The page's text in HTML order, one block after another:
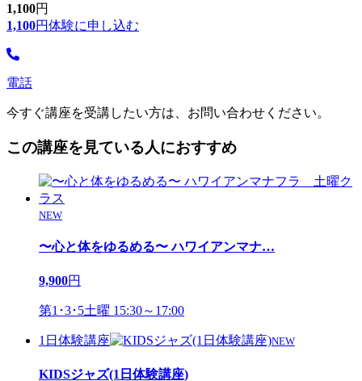
1,100円
1,100円体験に申し込む
電話
今すぐ講座を受講したい方は、お問い合わせください。
この講座を見ている人におすすめ
NEW
〜心と体をゆるめる〜 ハワイアンマナ…
9,900円
第1･3･5土曜 15:30～17:00
1日体験講座 NEW
KIDSジャズ(1日体験講座)